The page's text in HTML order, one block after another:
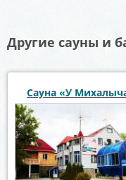
Другие сауны и
Сауна «У